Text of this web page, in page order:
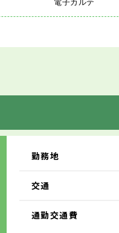
電子カルテ
勤務地
交通
通勤交通費